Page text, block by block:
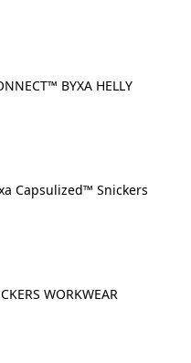
BYXA HELLY
WORKWEAR